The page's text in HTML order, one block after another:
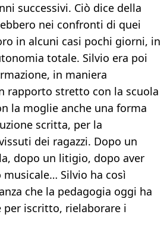
successivi. Ciò dice della
nei confronti di quei
in alcuni casi pochi giorni, in
totale. Silvio era poi
in maniera
rapporto stretto con la scuola
la moglie anche una forma
scritta, per la
dei ragazzi. Dopo un
dopo un litigio, dopo aver
Silvio ha così
che la pedagogia oggi ha
per iscritto, rielaborare i